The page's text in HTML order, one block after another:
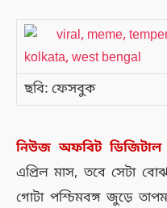
ছবি: ফেসবুক
নিউজ অফবিট ডিজিটাল
এপ্রিল মাস, তবে সেটা
গোটা পশ্চিমবঙ্গ জুড়ে